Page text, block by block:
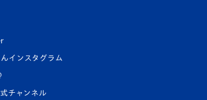
インスタグラム
チャンネル